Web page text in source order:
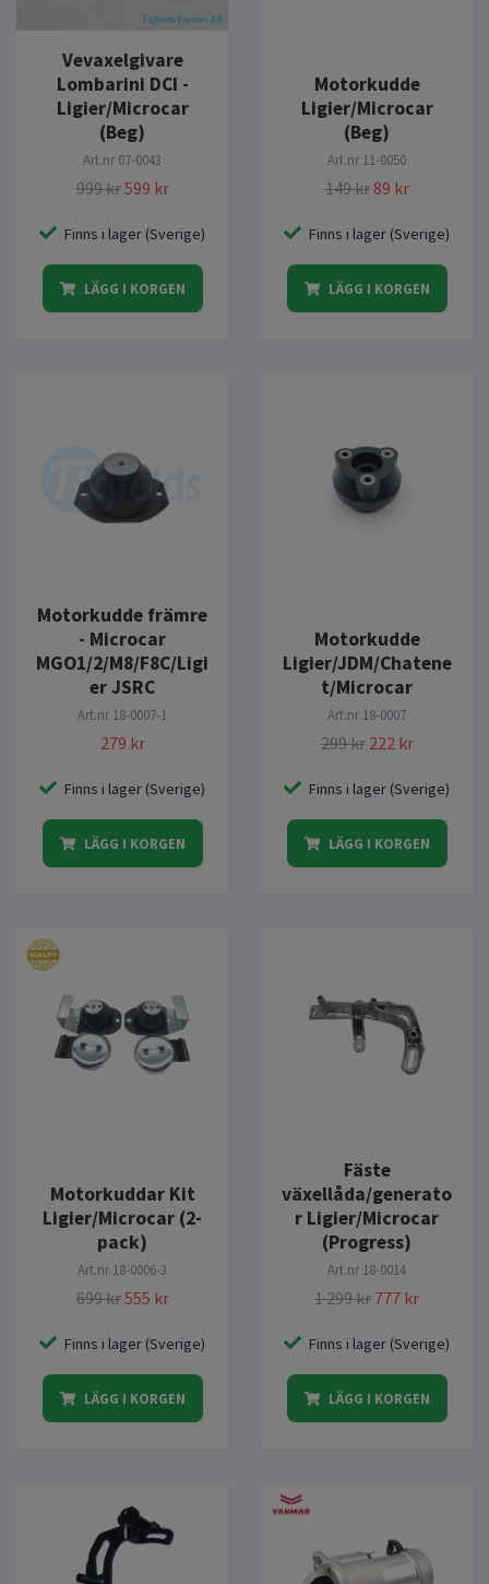
Vevaxelgivare
Lombarini DCI -
Ligier/Microcar
(Beg)
Art.nr 07-0043
999 kr599 kr
Finns i lager (Sverige)
LÄGG I KORGEN
Motorkudde
Ligier/Microcar
(Beg)
Art.nr 11-0050
149 kr 89 kr
Finns i lager (Sverige)
LÄGG I KORGEN
Motorkudde främre
- Microcar
MGO1/2/M8/F8C/Ligi
er JSRC
Art.nr 18-0007-1
279 kr
Finns i lager (Sverige)
LÄGG I KORGEN
Motorkudde
Ligier/JDM/Chatene
t/Microcar
Art.nr 18-0007
299 kr 222 kr
Finns i lager (Sverige)
LÄGG I KORGEN
Motorkuddar Kit
Ligier/Microcar (2-
pack)
Art.nr 18-0006-3
699 kr555 kr
Finns i lager (Sverige)
LÄGG I KORGEN
Fäste
växellåda/generato
r Ligier/Microcar
(Progress)
Art.nr 18-0014
1 299 kr 777 kr
Finns i lager (Sverige)
LÄGG I KORGEN